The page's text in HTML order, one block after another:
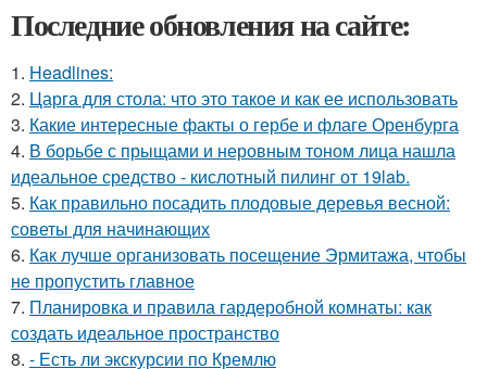
Последние обновления на сайте:
1. Headlines:
2. Царга для стола: что это такое и как ее использовать
3. Какие интересные факты о гербе и флаге Оренбурга
4. В борьбе с прыщами и неровным тоном лица нашла
идеальное средство - кислотный пилинг от 19lab.
5. Как правильно посадить плодовые деревья весной:
советы для начинающих
6. Как лучше организовать посещение Эрмитажа, чтобы
не пропустить главное
7. Планировка и правила гардеробной комнаты: как
создать идеальное пространство
8. - Есть ли экскурсии по Кремлю